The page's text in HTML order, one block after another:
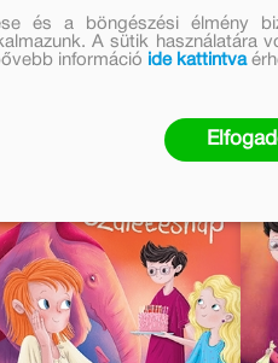
és a böngészési élmény
A sütik használatára
információ ide kattintva